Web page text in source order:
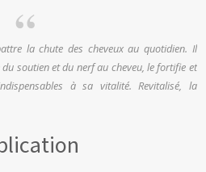
la chute des cheveux au quotidien. Il
soutien et du nerf au cheveu, le fortifie et
à sa vitalité. Revitalisé, la